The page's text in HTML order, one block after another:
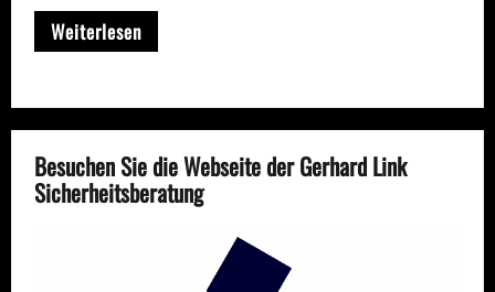
Weiterlesen
Besuchen Sie die Webseite der Gerhard Link
Sicherheitsberatung